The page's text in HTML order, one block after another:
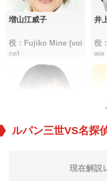
増山江威子
役：Fujiko Mine (voi
ce)
井
役
wa
役：Ran Mouri (voic
役
ルパン三世VS名探
現在解説